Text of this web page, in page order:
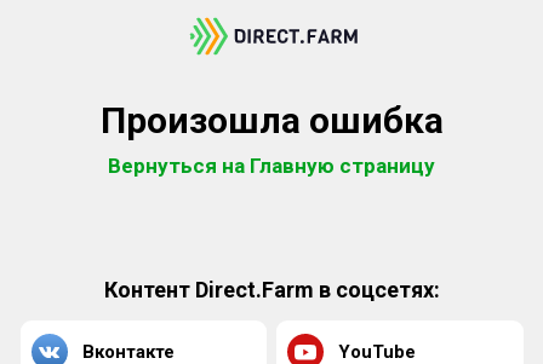
Произошла ошибка
Вернуться на Главную страницу
Контент Direct.Farm в соцсетях:
Вконтакте YouTube